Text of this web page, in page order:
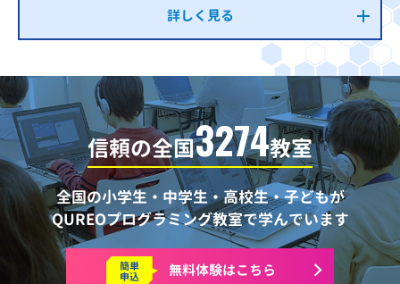
詳しく見る
信頼の全国3274教室
全国の小学生・中学生・高校生・子どもが
QUREOプログラミング教室で学んでいます
簡単
申込 無料体験はこちら